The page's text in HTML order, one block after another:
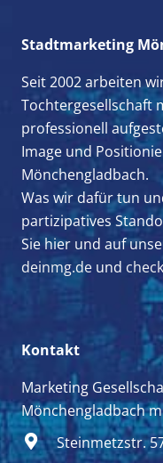
Stadtmarketing
Seit 2002 arbeiten
Tochtergesellschaft
professionell
Image und
Mönchengladbach.
Was wir dafür tun
partizipatives
Sie hier und auf
deinmg.de und
Kontakt
Marketing
Mönchengladbach
Steinmetzstr.